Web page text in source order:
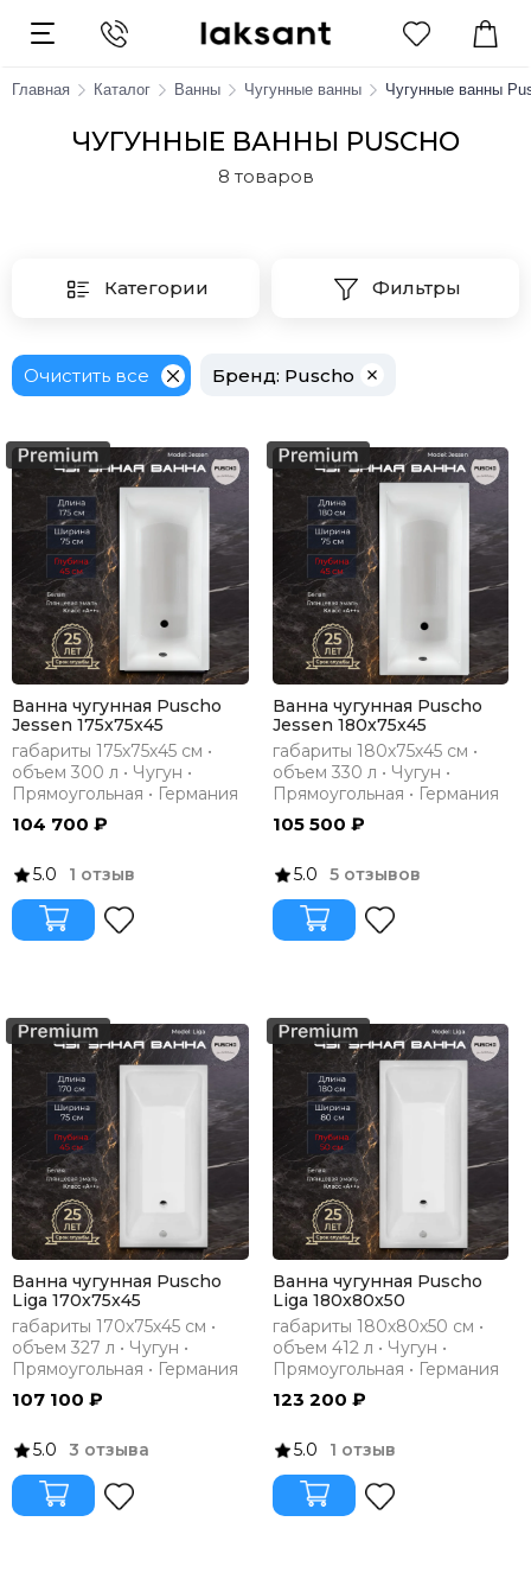
Главная Каталог Ванны Чугунные ванны Чугунные ванны
ЧУГУННЫЕ ВАННЫ PUSCHO
8 товаров
Категории Фильтры
Очистить все Бренд: Puscho
Ванна чугунная Puscho
Jessen 175x75x45
габариты 175х75х45 см •
объем 300 л • Чугун •
Прямоугольная • Германия
104 700 ₽
5.0 1 отзыв
Ванна чугунная Puscho
Jessen 180x75x45
габариты 180х75х45 см •
объем 330 л • Чугун •
Прямоугольная • Германия
105 500 ₽
5.0 5 отзывов
Ванна чугунная Puscho
Liga 170x75x45
габариты 170х75х45 см •
объем 327 л • Чугун •
Прямоугольная • Германия
107 100 ₽
5.0 3 отзыва
Ванна чугунная Puscho
Liga 180x80x50
габариты 180х80х50 см •
объем 412 л • Чугун •
Прямоугольная • Германия
123 200 ₽
5.0 1 отзыв